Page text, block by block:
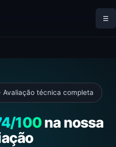
☰
Avaliação técnica completa
100na nossa